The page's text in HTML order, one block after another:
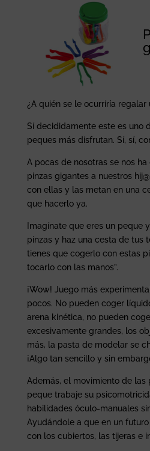
¿A quién se le ocurriría regalar
Sí decididamente este es uno
peques más disfrutan. Sí, sí,
A pocas de nosotras se nos
pinzas gigantes a nuestros
con ellas y las metan en una
que hacerlo ya.
Imagínate que eres un peque
pinzas y haz una cesta de tus
tienes que cogerlo con estas
tocarlo con las manos”.
¡Wow! Juego más
pocos. No pueden coger
arena kinética, no pueden
excesivamente grandes, los
más, la pasta de modelar se
¡Algo tan sencillo y sin
Además, el movimiento de las
peque trabaje su
habilidades óculo-manuales
Ayudándole a que en un
con los cubiertos, las tijeras e